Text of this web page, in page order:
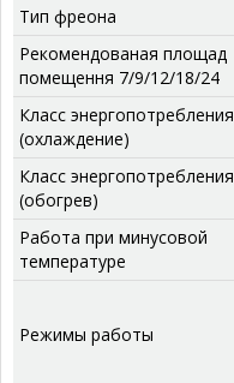
Тип фреона
Рекомендованая площад
помещення 7/9/12/18/24
Класс энергопотребления
(охлаждение)
Класс энергопотребления
(обогрев)
Работа при минусовой
температуре
Режимы работы